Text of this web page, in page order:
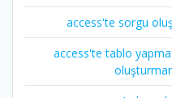
access'te sorgu
access'te tablo